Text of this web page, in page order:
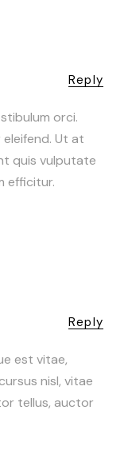
Reply
orci.
Ut at
quis vulputate
efficitur.
Reply
est vitae,
nisl, vitae
tellus, auctor